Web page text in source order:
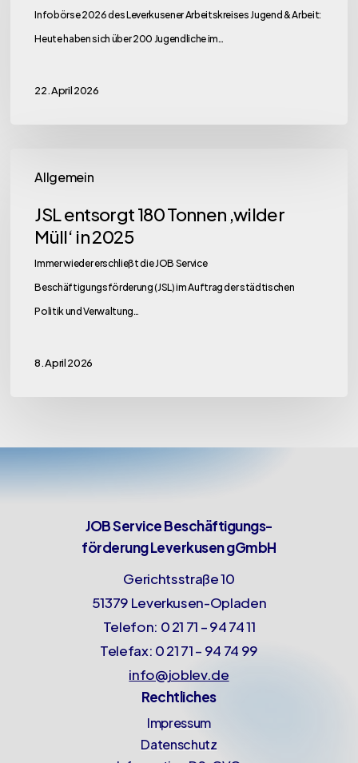
Infobörse 2026 des Leverkusener Arbeitskreises Jugend & Arbeit:
Heute haben sich über 200 Jugendliche im…
22. April 2026
Allgemein
entsorgt
Tonnen
‚wilder
Müll‘
JSL entsorgt 180 Tonnen ‚wilder
Müll‘ in 2025
Immer wieder erschließt die JOB Service
Beschäftigungsförderung (JSL) im Auftrag der städtischen
Politik und Verwaltung…
8. April 2026
JOB Service Beschäftigungs-
förderung Leverkusen gGmbH
Gerichtsstraße 10
51379 Leverkusen-Opladen
Telefon: 0 21 71 – 94 74 11
Telefax: 0 21 71 – 94 74 99
info@joblev.de
Rechtliches
Impressum
Datenschutz